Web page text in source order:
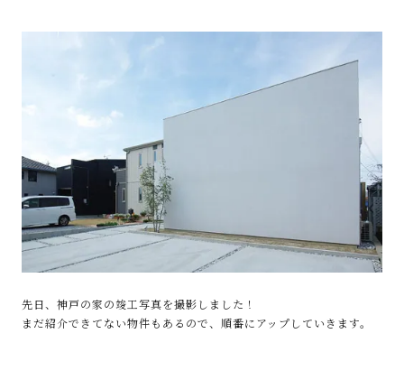
先日、神戸の家の竣工写真を撮影しました！
まだ紹介できてない物件もあるので、順番にアップしていきます。